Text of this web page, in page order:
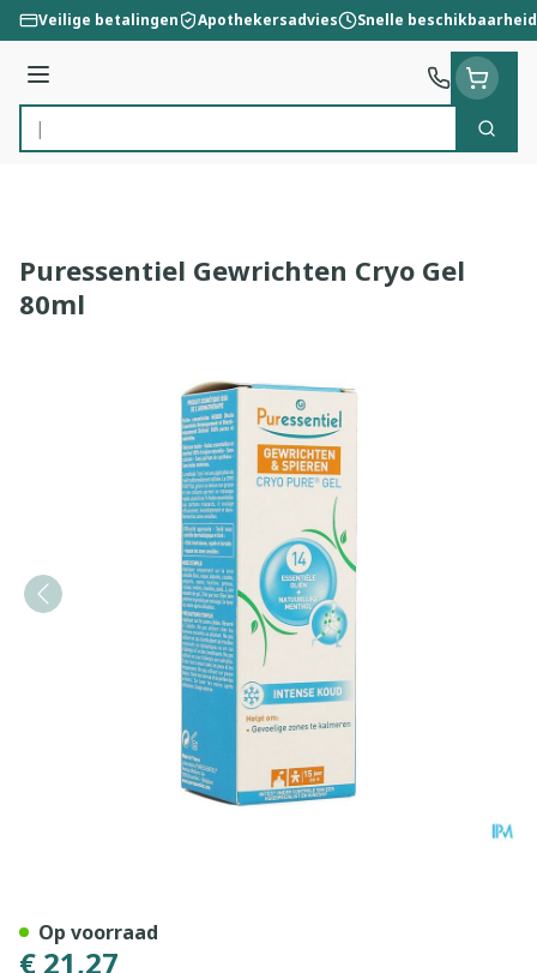
Ga naar de inhoud
Veilige betalingen Apothekersadvies Snelle beschikbaarheid
Menu
Product, merk, categorie...
Zoek
Puressentiel Gewrichten Cryo Gel
80ml
€ 21,27
Op voorraad